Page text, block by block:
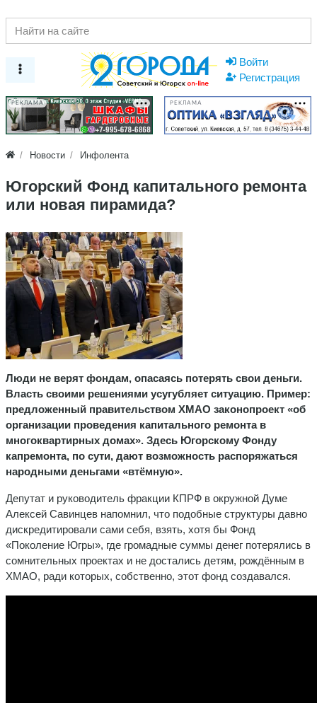
Войти
Регистрация
РЕКЛАМА РЕКЛАМА
Новости Инфолента
Югорский Фонд капитального ремонта
или новая пирамида?
Люди не верят фондам, опасаясь потерять свои деньги.
Власть своими решениями усугубляет ситуацию. Пример:
предложенный правительством ХМАО законопроект «об
организации проведения капитального ремонта в
многоквартирных домах». Здесь Югорскому Фонду
капремонта, по сути, дают возможность распоряжаться
народными деньгами «втёмную».
Депутат и руководитель фракции КПРФ в окружной Думе
Алексей Савинцев напомнил, что подобные структуры давно
дискредитировали сами себя, взять, хотя бы Фонд
«Поколение Югры», где громадные суммы денег потерялись в
сомнительных проектах и не достались детям, рождённым в
ХМАО, ради которых, собственно, этот фонд создавался.